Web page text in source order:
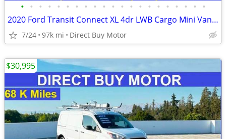
• • • • • • • • • • • • • • • • • • • • •
2020 Ford Transit Connect XL 4dr LWB Cargo Mini Van w/Rear Doors Carg
7/24 97k mi Direct Buy Motor
$30,995